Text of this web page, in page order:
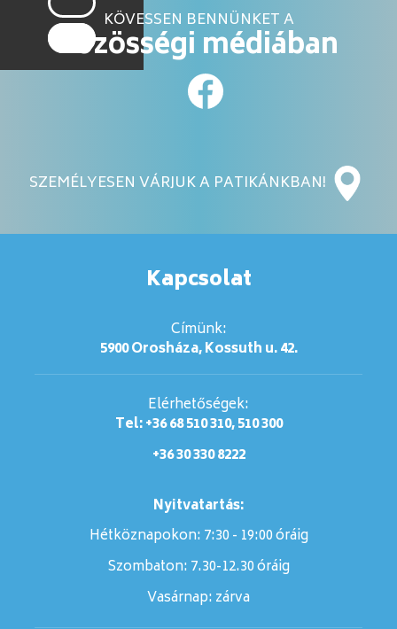
KÖVESSEN BENNÜNKET A
közösségi médiában
SZEMÉLYESEN VÁRJUK A PATIKÁNKBAN!
Kapcsolat
Címünk:
5900 Orosháza, Kossuth u. 42.
Elérhetőségek:
Tel: +36 68 510 310, 510 300
+36 30 330 8222
Nyitvatartás:
Hétköznapokon: 7:30 - 19:00 óráig
Szombaton:7.30-12.30 óráig
Vasárnap:zárva